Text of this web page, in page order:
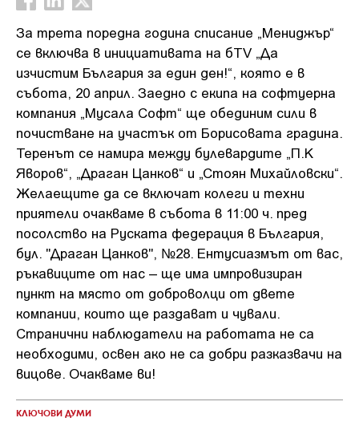
За трета поредна година списание „Мениджър“
се включва в инициативата на бTV „Да
изчистим България за един ден!“, която е в
събота, 20 април. Заедно с екипа на софтуерна
компания „Мусала Софт“ ще обединим сили в
почистване на участък от Борисовата градина.
Теренът се намира между булевардите „П.К
Яворов“, „Драган Цанков“ и „Стоян Михайловски“.
Желаещите да се включат колеги и техни
приятели очакваме в събота в 11:00 ч. пред
посолство на Руската федерация в България,
бул. "Драган Цанков", №28. Ентусиазмът от вас,
ръкавиците от нас – ще има импровизиран
пункт на място от доброволци от двете
компании, които ще раздават и чували.
Странични наблюдатели на работата не са
необходими, освен ако не са добри разказвачи на
вицове. Очакваме ви!
КЛЮЧОВИ ДУМИ